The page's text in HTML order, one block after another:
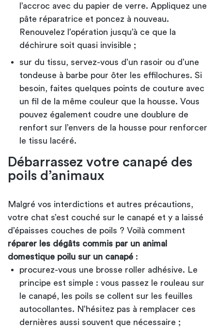
l’accroc avec du papier de verre. Appliquez une
pâte réparatrice et poncez à nouveau.
Renouvelez l’opération jusqu’à ce que la
déchirure soit quasi invisible ;
sur du tissu, servez-vous d’un rasoir ou d’une
tondeuse à barbe pour ôter les effilochures. Si
besoin, faites quelques points de couture avec
un fil de la même couleur que la housse. Vous
pouvez également coudre une doublure de
renfort sur l’envers de la housse pour renforcer
le tissu lacéré.
Débarrassez votre canapé des
poils d’animaux
Malgré vos interdictions et autres précautions,
votre chat s’est couché sur le canapé et y a laissé
d’épaisses couches de poils ? Voilà comment
réparer les dégâts commis par un animal
domestique poilu sur un canapé :
procurez-vous une brosse roller adhésive. Le
principe est simple : vous passez le rouleau sur
le canapé, les poils se collent sur les feuilles
autocollantes. N’hésitez pas à remplacer ces
dernières aussi souvent que nécessaire ;